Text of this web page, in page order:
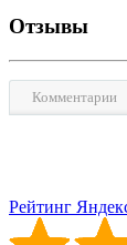
Отзывы
Комментарии
Рейтинг